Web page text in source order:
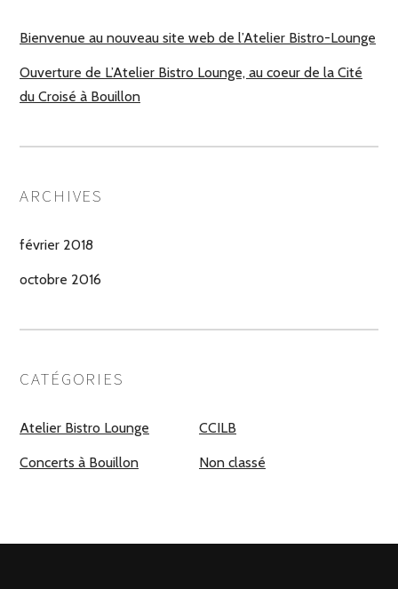
Bienvenue au nouveau site web de l’Atelier Bistro-Lounge
Ouverture de L’Atelier Bistro Lounge, au coeur de la Cité
du Croisé à Bouillon
ARCHIVES
février 2018
octobre 2016
CATÉGORIES
Atelier Bistro Lounge CCILB
Concerts à Bouillon Non classé